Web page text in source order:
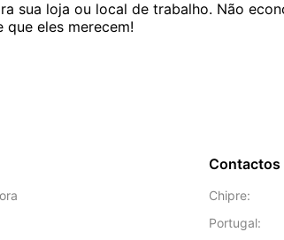
sua loja ou local de trabalho. Não
eles merecem!
Contactos
Chipre:
Portugal: